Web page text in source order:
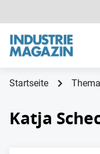
Startseite Thema
Katja